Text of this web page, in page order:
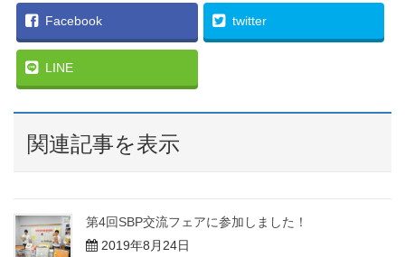
Facebook twitter
LINE
関連記事を表示
第4回SBP交流フェアに参加しました！
2019年8月24日